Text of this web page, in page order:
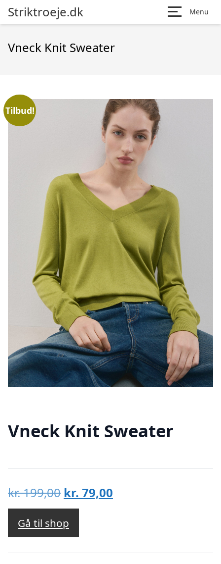
Striktroeje.dk Menu
Vneck Knit Sweater
Tilbud!
Vneck Knit Sweater
kr.199,00 Den
oprindelige
pris
var:
kr. 199,00.
kr. 79,00
kr. 79,00.
Gå til shop